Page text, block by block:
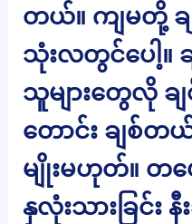
တယ်။ ကျမတို့
သုံးလတွင်ပေါ့။
သူများတွေလို ခ
တောင်း ချစ်တ
မျိုးမဟုတ်။ တ
နှလုံးသားခြင်း